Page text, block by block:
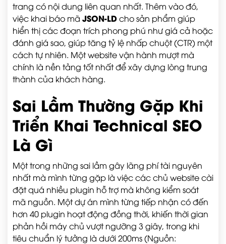
trang có nội dung liên quan nhất. Thêm vào đó,
việc khai báo mã JSON-LDcho sản phẩm giúp
hiển thị các đoạn trích phong phú như giá cả hoặc
đánh giá sao, giúp tăng tỷ lệ nhấp chuột (CTR) một
cách tự nhiên. Một website vận hành mượt mà
chính là nền tảng tốt nhất để xây dựng lòng trung
thành của khách hàng.
Sai Lầm Thường Gặp Khi
Triển Khai Technical SEO
Là Gì
Một trong những sai lầm gây lãng phí tài nguyên
nhất mà mình từng gặp là việc các chủ website cài
đặt quá nhiều plugin hỗ trợ mà không kiểm soát
mã nguồn. Một dự án mình từng tiếp nhận có đến
hơn 40 plugin hoạt động đồng thời, khiến thời gian
phản hồi máy chủ vượt ngưỡng 3 giây, trong khi
tiêu chuẩn lý tưởng là dưới 200ms (Nguồn: